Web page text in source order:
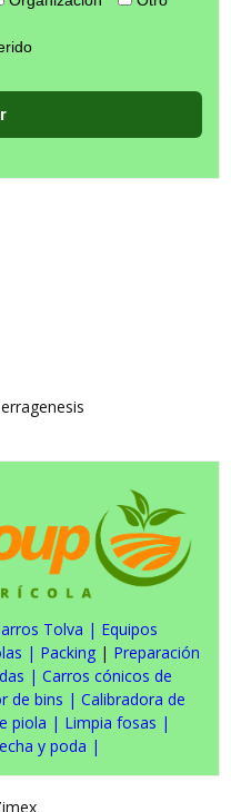
Tolva | Equipos
| Packing | Preparación
| Carros cónicos de
de bins | Calibradora de
piola | Limpia fosas |
y poda |